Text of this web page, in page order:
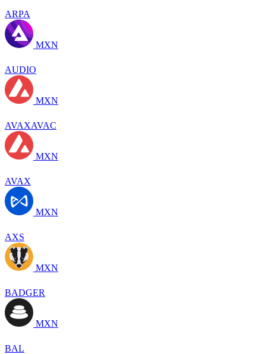
ARPA
MXN
AUDIO
MXN
AVAXAVAC
MXN
AVAX
MXN
AXS
MXN
BADGER
MXN
BAL